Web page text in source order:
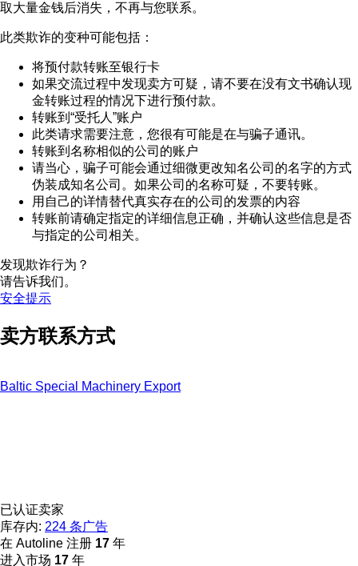
取大量金钱后消失，不再与您联系。
此类欺诈的变种可能包括：
将预付款转账至银行卡
如果交流过程中发现卖方可疑，请不要在没有文书确认现
金转账过程的情况下进行预付款。
转账到“受托人”账户
此类请求需要注意，您很有可能是在与骗子通讯。
转账到名称相似的公司的账户
请当心，骗子可能会通过细微更改知名公司的名字的方式
伪装成知名公司。如果公司的名称可疑，不要转账。
用自己的详情替代真实存在的公司的发票的内容
转账前请确定指定的详细信息正确，并确认这些信息是否
与指定的公司相关。
发现欺诈行为？
请告诉我们。
安全提示
卖方联系方式
Baltic Special Machinery Export
已认证卖家
库存内: 224 条广告
在 Autoline 注册 17 年
进入市场 17 年